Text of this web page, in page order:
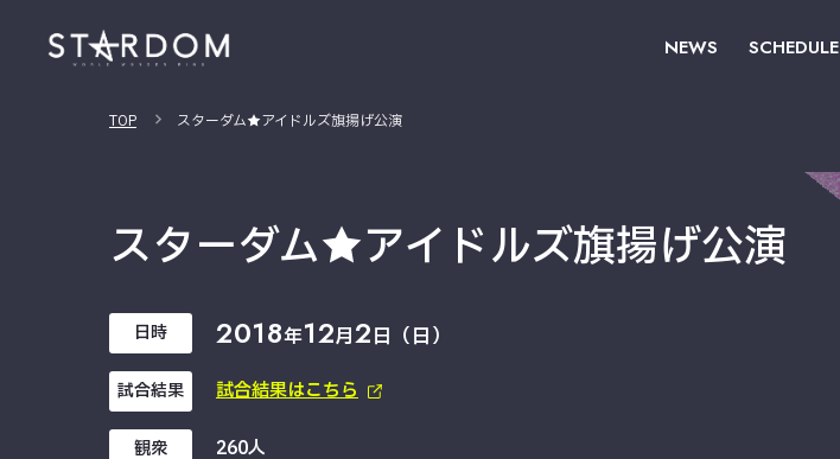
NEWS SCHEDULE
TOP スターダム★アイドルズ旗揚げ公演
スターダム★アイドルズ旗揚げ公演
日時 2018年12月2日（日）
試合結果 試合結果はこちら
観衆 260人